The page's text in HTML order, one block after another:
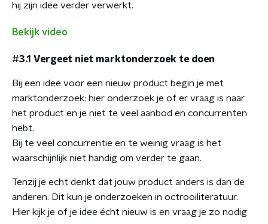
hij zijn idee verder verwerkt.
Bekijk video
#3.1 Vergeet niet marktonderzoek te doen
Bij een idee voor een nieuw product begin je met
marktonderzoek: hier onderzoek je of er vraag is naar
het product en je niet te veel aanbod en concurrenten
hebt.
Bij te veel concurrentie en te weinig vraag is het
waarschijnlijk niet handig om verder te gaan.
Tenzij je echt denkt dat jouw product anders is dan de
anderen. Dit kun je onderzoeken in octrooiliteratuur.
Hier kijk je of je idee écht nieuw is en vraag je zo nodig